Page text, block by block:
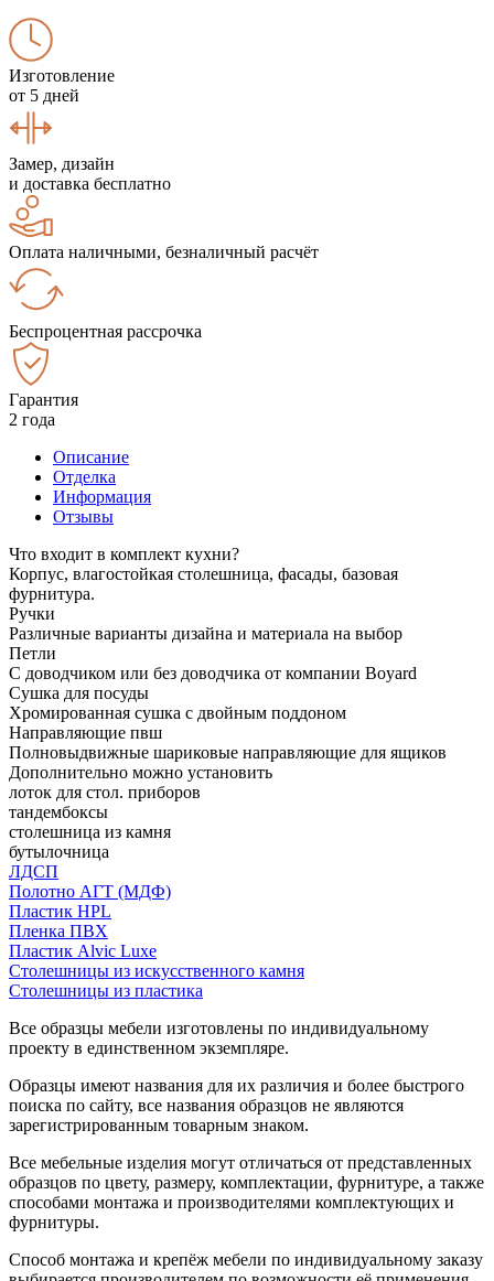
Изготовление
от 5 дней
Замер, дизайн
и доставка бесплатно
Оплата наличными, безналичный расчёт
Беспроцентная рассрочка
Гарантия
2 года
Описание
Отделка
Информация
Отзывы
Что входит в комплект кухни?
Корпус, влагостойкая столешница, фасады, базовая
фурнитура.
Ручки
Различные варианты дизайна и материала на выбор
Петли
С доводчиком или без доводчика от компании Boyard
Сушка для посуды
Хромированная сушка с двойным поддоном
Направляющие пвш
Полновыдвижные шариковые направляющие для ящиков
Дополнительно можно установить
лоток для стол. приборов
тандембоксы
столешница из камня
бутылочница
ЛДСП
Полотно АГТ (МДФ)
Пластик HPL
Пленка ПВХ
Пластик Alvic Luxe
Столешницы из искусственного камня
Столешницы из пластика
Все образцы мебели изготовлены по индивидуальному
проекту в единственном экземпляре.
Образцы имеют названия для их различия и более быстрого
поиска по сайту, все названия образцов не являются
зарегистрированным товарным знаком.
Все мебельные изделия могут отличаться от представленных
образцов по цвету, размеру, комплектации, фурнитуре, а также
способами монтажа и производителями комплектующих и
фурнитуры.
Способ монтажа и крепёж мебели по индивидуальному заказу